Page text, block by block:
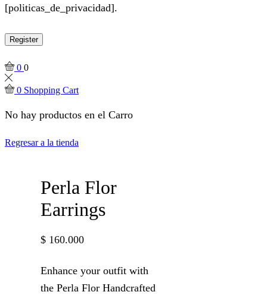
[politicas_de_privacidad].
Register
0 0
0 Shopping Cart
No hay productos en el Carro
Regresar a la tienda
Perla Flor
Earrings
$ 160.000
Enhance your outfit with
the Perla Flor Handcrafted